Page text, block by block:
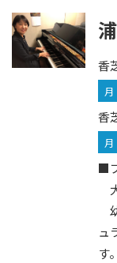
香
月
香
月
■
ュ
す。